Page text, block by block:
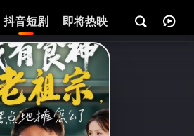
抖音短剧 即将热映 资讯